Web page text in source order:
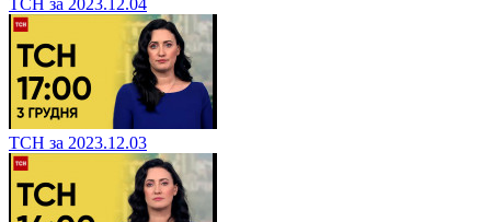
ТСН за 2023.12.03